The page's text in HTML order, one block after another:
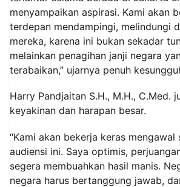
menyampaikan aspirasi. Kami akan
terdepan mendampingi, melindungi
mereka, karena ini bukan sekadar
melainkan penagihan janji negara
terabaikan,” ujarnya penuh
Harry Pandjaitan S.H., M.H., C.Med.
keyakinan dan harapan besar.
“Kami akan bekerja keras
audiensi ini. Saya optimis,
segera membuahkan hasil manis.
negara harus bertanggung jawab,